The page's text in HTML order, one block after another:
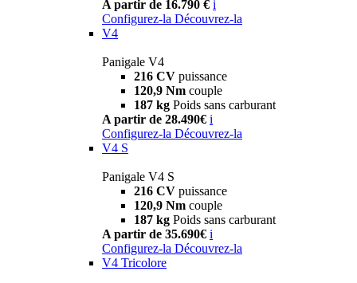
A partir de 16.790 € i
Configurez-la Découvrez-la
V4
Panigale V4
216 CV puissance
120,9 Nm couple
187 kg Poids sans carburant
A partir de 28.490€ i
Configurez-la Découvrez-la
V4 S
Panigale V4 S
216 CV puissance
120,9 Nm couple
187 kg Poids sans carburant
A partir de 35.690€ i
Configurez-la Découvrez-la
V4 Tricolore